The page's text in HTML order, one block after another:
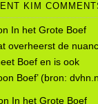
KIM
In het Grote Boef
overheerst de
Boef en is ook
Boef’ (bron:
In het Grote Boef